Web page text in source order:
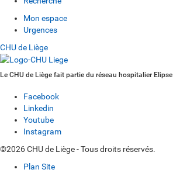
Mon espace
Urgences
CHU de Liège
Le CHU de Liège fait partie du réseau hospitalier Elipse
Facebook
Linkedin
Youtube
Instagram
©2026 CHU de Liège - Tous droits réservés.
Plan Site